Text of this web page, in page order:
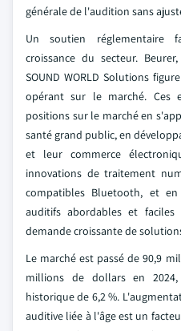
générale de l'audition sans
Un soutien réglementaire
croissance du secteur.
SOUND WORLD Solutions
opérant sur le marché. Ces
positions sur le marché en
santé grand public, en
et leur commerce
innovations de traitement
compatibles Bluetooth, et
auditifs abordables et
demande croissante de
Le marché est passé de 90,9
millions de dollars en
historique de 6,2 %.
auditive liée à l'âge est un